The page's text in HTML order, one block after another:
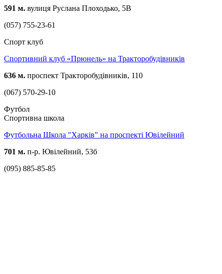
591 м. вулиця Руслана Плоходько, 5В
(057) 755-23-61
Спорт клуб
Спортивний клуб «Прюнель» на Тракторобудівників
636 м. проспект Тракторобудівників, 110
(067) 570-29-10
Футбол
Спортивна школа
Футбольна Школа "Харків" на проспекті Ювілейний
701 м. п-р. Ювілейний, 53б
(095) 885-85-85